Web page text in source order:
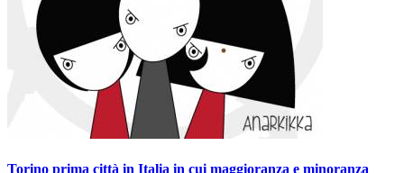
Torino prima città in Italia in cui maggioranza e minoranza